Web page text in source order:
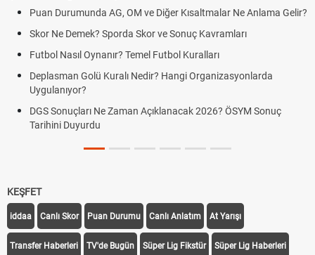
Puan Durumunda AG, OM ve Diğer Kısaltmalar Ne Anlama Gelir?
Skor Ne Demek? Sporda Skor ve Sonuç Kavramları
Futbol Nasıl Oynanır? Temel Futbol Kuralları
Deplasman Golü Kuralı Nedir? Hangi Organizasyonlarda
Uygulanıyor?
DGS Sonuçları Ne Zaman Açıklanacak 2026? ÖSYM Sonuç
Tarihini Duyurdu
KEŞFET
iddaa Canlı Skor Puan Durumu Canlı Anlatım At Yarışı
Transfer Haberleri TV'de Bugün Süper Lig Fikstür Süper Lig Haberleri